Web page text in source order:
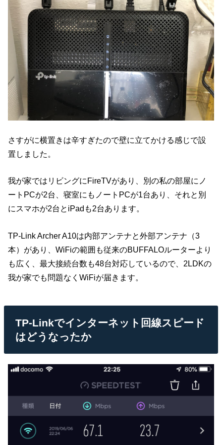
さすがに横置きは辛すぎたので壁に立てかける感じで設
置しました。
我が家ではリビングにFireTVがあり、別の私の部屋にノ
ートPCが2台、寝室にもノートPCが1台あり、それと別
にスマホが2台とiPadも2台あります。
TP-Link Archer A10は内部アンテナと外部アンテナ（3
本）があり、WiFiの範囲も従来のBUFFALOルーターより
も広く、最大接続台数も48台対応しているので、2LDKの
我が家でも問題なくWiFiが届きます。
TP-Linkでインターネット回線スピード
はどうなったか